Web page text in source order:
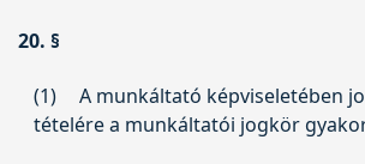
20. §
(1)
A munkáltató képviseletében
tételére a munkáltatói jogkör